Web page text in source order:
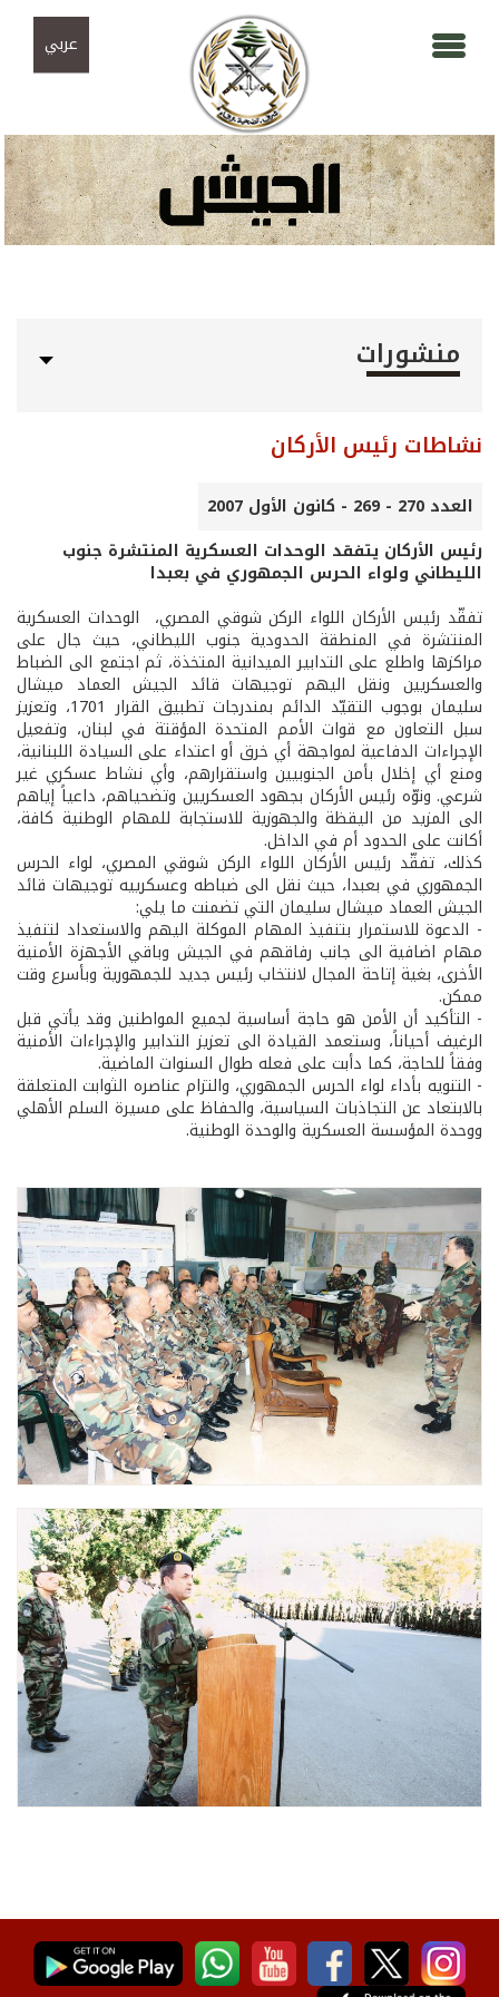
عربي
منشورات
نشاطات رئيس الأركان
العدد 270 - 269 - كانون الأول 2007
رئيس الأركان يتفقد الوحدات العسكرية المنتشرة جنوب
الليطاني ولواء الحرس الجمهوري في بعبدا
تفقّد رئيس الأركان اللواء الركن شوقي المصري، الوحدات العسكرية
المنتشرة في المنطقة الحدودية جنوب الليطاني، حيث جال على
مراكزها واطلع على التدابير الميدانية المتخذة، ثم اجتمع الى الضباط
والعسكريين ونقل اليهم توجيهات قائد الجيش العماد ميشال
سليمان بوجوب التقيّد الدائم بمندرجات تطبيق القرار 1701، وتعزيز
سبل التعاون مع قوات الأمم المتحدة المؤقتة في لبنان، وتفعيل
الإجراءات الدفاعية لمواجهة أي خرق أو اعتداء على السيادة اللبنانية،
ومنع أي إخلال بأمن الجنوبيين واستقرارهم، وأي نشاط عسكري غير
شرعي. ونوّه رئيس الأركان بجهود العسكريين وتضحياهم، داعياً إياهم
الى المزيد من اليقظة والجهوزية للاستجابة للمهام الوطنية كافة،
أكانت على الحدود أم في الداخل.
كذلك، تفقّد رئيس الأركان اللواء الركن شوقي المصري، لواء الحرس
الجمهوري في بعبدا، حيث نقل الى ضباطه وعسكرييه توجيهات قائد
الجيش العماد ميشال سليمان التي تضمنت ما يلي:
- الدعوة للاستمرار بتنفيذ المهام الموكلة اليهم والاستعداد لتنفيذ
مهام اضافية الى جانب رفاقهم في الجيش وباقي الأجهزة الأمنية
الأخرى، بغية إتاحة المجال لانتخاب رئيس جديد للجمهورية وبأسرع وقت
ممكن.
- التأكيد أن الأمن هو حاجة أساسية لجميع المواطنين وقد يأتي قبل
الرغيف أحياناً، وستعمد القيادة الى تعزيز التدابير والإجراءات الأمنية
وفقاً للحاجة، كما دأبت على فعله طوال السنوات الماضية.
- التنويه بأداء لواء الحرس الجمهوري، والتزام عناصره الثوابت المتعلقة
بالابتعاد عن التجاذبات السياسية، والحفاظ على مسيرة السلم الأهلي
ووحدة المؤسسة العسكرية والوحدة الوطنية.